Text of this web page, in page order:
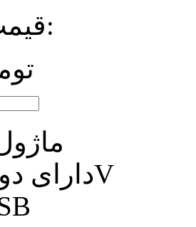
قیمت محصول: